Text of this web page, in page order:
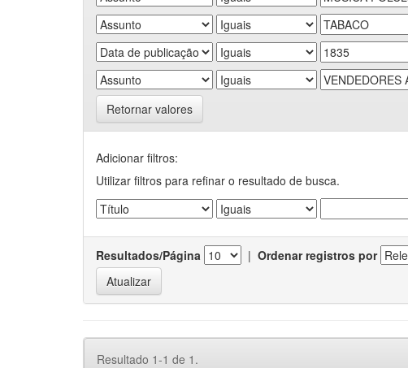
Retornar valores
Adicionar filtros:
Utilizar filtros para refinar o resultado de busca.
Resultados/Página | Ordenar registros por
Resultado 1-1 de 1.